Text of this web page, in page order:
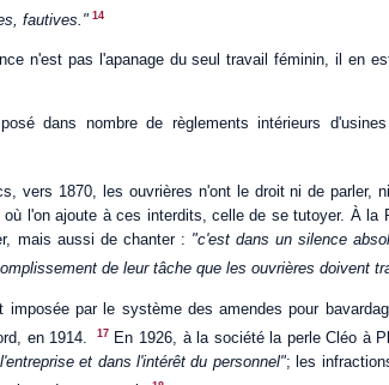
fautives." 14
n'est pas l'apanage du seul travail féminin, il en
dans nombre de règlements intérieurs
vers 1870, les ouvrières n'ont le droit ni de parler,
l'on ajoute à ces interdits, celle de se tutoyer. À la
mais aussi de chanter : "c'est dans un silence
de leur tâche que les ouvrières doivent
imposée par le système des amendes pour
en 1914.
17
En 1926, à la société la perle Cléo à
et dans l'intérêt du personnel"; les